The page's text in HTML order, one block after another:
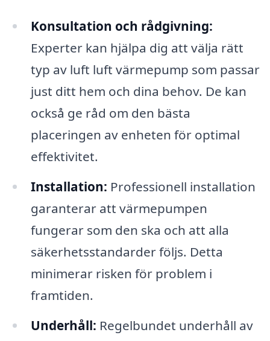
Konsultation och rådgivning:
Experter kan hjälpa dig att välja rätt
typ av luft luft värmepump som passar
just ditt hem och dina behov. De kan
också ge råd om den bästa
placeringen av enheten för optimal
effektivitet.
Installation: Professionell installation
garanterar att värmepumpen
fungerar som den ska och att alla
säkerhetsstandarder följs. Detta
minimerar risken för problem i
framtiden.
Underhåll: Regelbundet underhåll av